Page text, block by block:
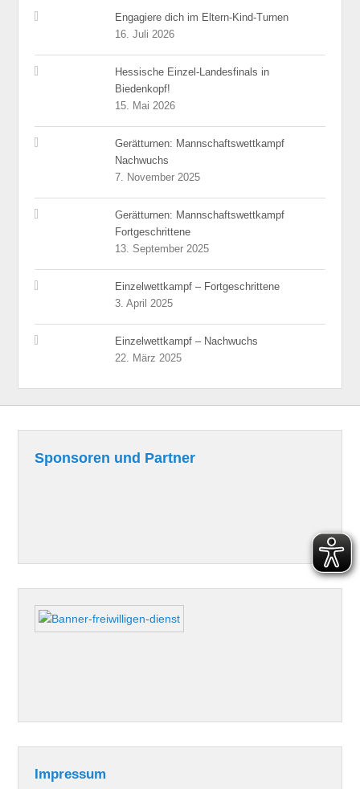
Engagiere dich im Eltern-Kind-Turnen
16. Juli 2026
Hessische Einzel-Landesfinals in
Biedenkopf!
15. Mai 2026
Gerätturnen: Mannschaftswettkampf
Nachwuchs
7. November 2025
Gerätturnen: Mannschaftswettkampf
Fortgeschrittene
13. September 2025
Einzelwettkampf – Fortgeschrittene
3. April 2025
Einzelwettkampf – Nachwuchs
22. März 2025
Sponsoren und Partner
Impressum